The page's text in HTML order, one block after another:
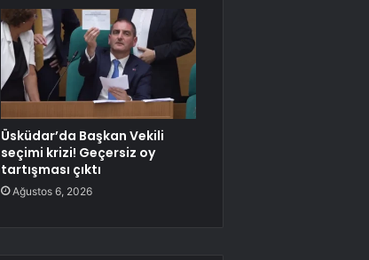
Üsküdar’da Başkan Vekili
seçimi krizi! Geçersiz oy
tartışması çıktı
Ağustos 6, 2026